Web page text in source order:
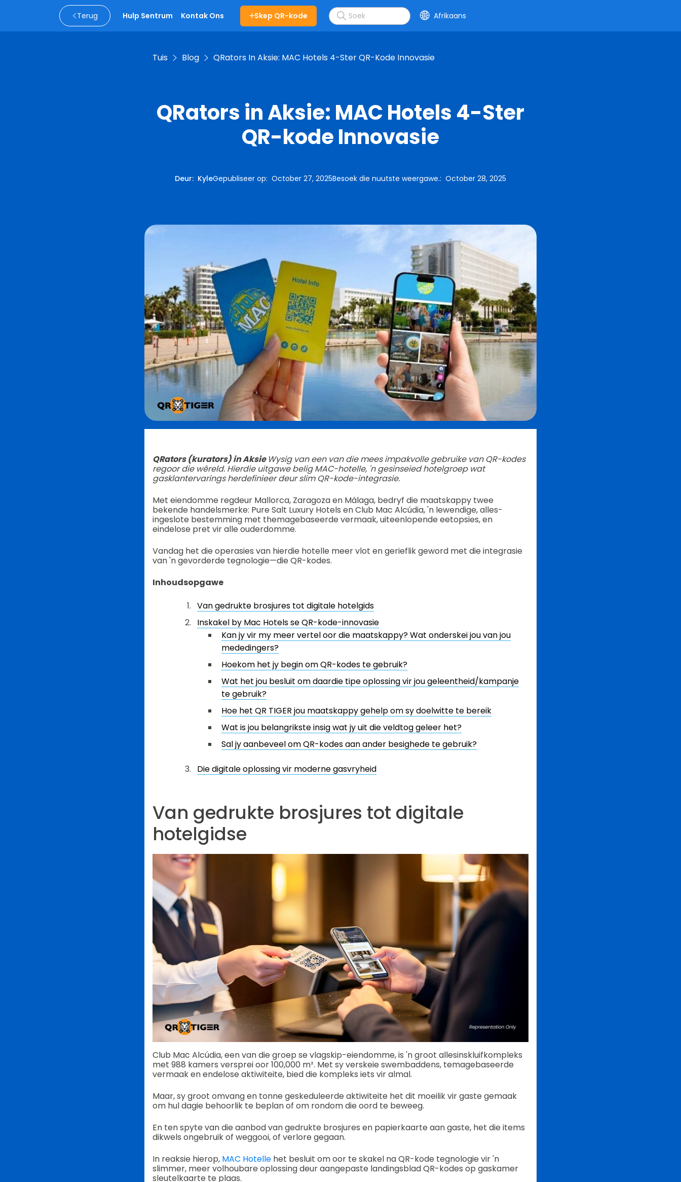
Terug Hulp Sentrum Kontak Ons Skep QR-kode Afrikaans
Tuis Blog QRators In Aksie: MAC Hotels 4-Ster QR-Kode Innovasie
QRators in Aksie: MAC Hotels 4-Ster
QR-kode Innovasie
Deur: KyleGepubliseer op: October 27, 2025Besoek die nuutste weergawe.: October 28, 2025
QRators (kurators) in Aksie Wysig van een van die mees impakvolle gebruike van QR-kodes
regoor die wêreld. Hierdie uitgawe belig MAC-hotelle, 'n gesinseied hotelgroep wat
gasklantervarings herdefinieer deur slim QR-kode-integrasie.
Met eiendomme regdeur Mallorca, Zaragoza en Málaga, bedryf die maatskappy twee
bekende handelsmerke: Pure Salt Luxury Hotels en Club Mac Alcúdia, 'n lewendige, alles-
ingeslote bestemming met themagebaseerde vermaak, uiteenlopende eetopsies, en
eindelose pret vir alle ouderdomme.
Vandag het die operasies van hierdie hotelle meer vlot en gerieflik geword met die integrasie
van 'n gevorderde tegnologie—die QR-kodes.
Inhoudsopgawe
Van gedrukte brosjures tot digitale hotelgids
Inskakel by Mac Hotels se QR-kode-innovasie
Kan jy vir my meer vertel oor die maatskappy? Wat onderskei jou van jou
mededingers?
Hoekom het jy begin om QR-kodes te gebruik?
Wat het jou besluit om daardie tipe oplossing vir jou geleentheid/kampanje
te gebruik?
Hoe het QR TIGER jou maatskappy gehelp om sy doelwitte te bereik
Wat is jou belangrikste insig wat jy uit die veldtog geleer het?
Sal jy aanbeveel om QR-kodes aan ander besighede te gebruik?
Die digitale oplossing vir moderne gasvryheid
Van gedrukte brosjures tot digitale
hotelgidse
Club Mac Alcúdia, een van die groep se vlagskip-eiendomme, is 'n groot allesinskluifkompleks
met 988 kamers versprei oor 100,000 m². Met sy verskeie swembaddens, temagebaseerde
vermaak en endelose aktiwiteite, bied die kompleks iets vir almal.
Maar, sy groot omvang en tonne geskeduleerde aktiwiteite het dit moeilik vir gaste gemaak
om hul dagie behoorlik te beplan of om rondom die oord te beweeg.
En ten spyte van die aanbod van gedrukte brosjures en papierkaarte aan gaste, het die items
dikwels ongebruik of weggooi, of verlore gegaan.
In reaksie hierop, MAC Hotellehet besluit om oor te skakel na QR-kode tegnologie vir 'n
slimmer, meer volhoubare oplossing deur aangepaste landingsblad QR-kodes op gaskamer
sleutelkaarte te plaas.